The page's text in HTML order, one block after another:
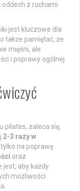
z ruchami
jest kluczowe dla
także pamiętać, że
mięśni, ale
i poprawy ogólnej
pilates, zaleca się,
2-3 razy w
na poprawę
oraz
jest, aby każdy
możliwości